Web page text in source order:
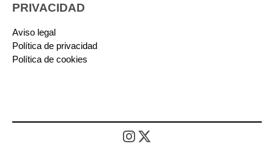
PRIVACIDAD
Aviso legal
Política de privacidad
Política de cookies